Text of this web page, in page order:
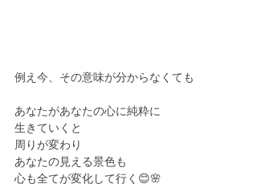
例え今、その意味が分からなくても
あなたがあなたの心に純粋に
生きていくと
周りが変わり
あなたの見える景色も
心も全てが変化して行く😊🌸